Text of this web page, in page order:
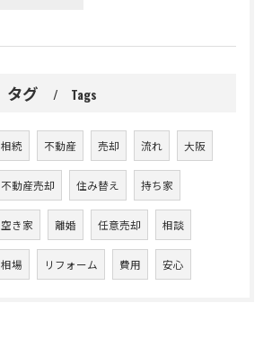
タグ Tags
相続 不動産 売却 流れ 大阪
不動産売却 住み替え 持ち家
空き家 離婚 任意売却 相談
相場 リフォーム 費用 安心